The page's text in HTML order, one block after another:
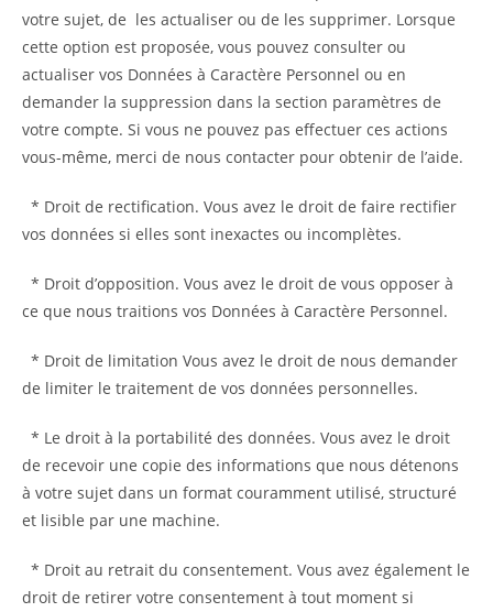
votre sujet, de les actualiser ou de les supprimer. Lorsque
cette option est proposée, vous pouvez consulter ou
actualiser vos Données à Caractère Personnel ou en
demander la suppression dans la section paramètres de
votre compte. Si vous ne pouvez pas effectuer ces actions
vous-même, merci de nous contacter pour obtenir de l’aide.
* Droit de rectification. Vous avez le droit de faire rectifier
vos données si elles sont inexactes ou incomplètes.
* Droit d’opposition. Vous avez le droit de vous opposer à
ce que nous traitions vos Données à Caractère Personnel.
* Droit de limitation Vous avez le droit de nous demander
de limiter le traitement de vos données personnelles.
* Le droit à la portabilité des données. Vous avez le droit
de recevoir une copie des informations que nous détenons
à votre sujet dans un format couramment utilisé, structuré
et lisible par une machine.
* Droit au retrait du consentement. Vous avez également le
droit de retirer votre consentement à tout moment si